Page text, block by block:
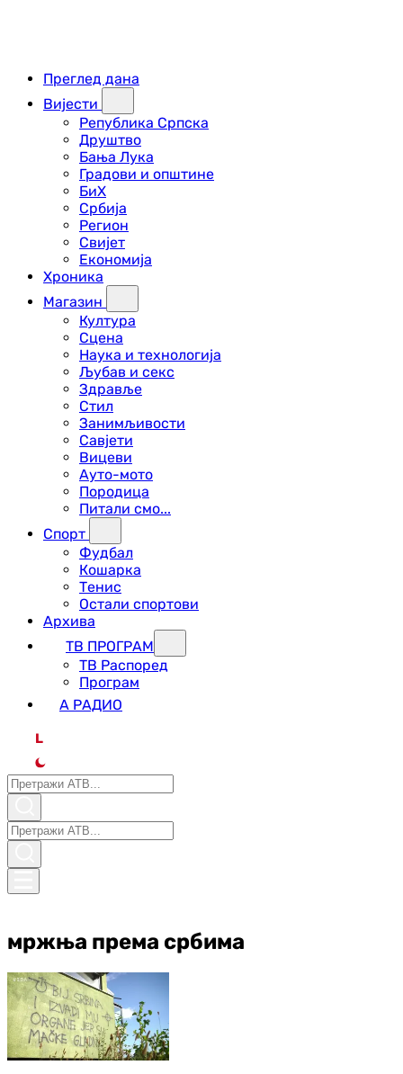
Преглед дана
Вијести
Република Српска
Друштво
Бања Лука
Градови и општине
БиХ
Србија
Регион
Свијет
Економија
Хроника
Магазин
Култура
Сцена
Наука и технологија
Љубав и секс
Здравље
Стил
Занимљивости
Савјети
Вицеви
Ауто-мото
Породица
Питали смо...
Спорт
Фудбал
Кошарка
Тенис
Остали спортови
Архива
ТВ ПРОГРАМ
ТВ Распоред
Програм
А РАДИО
L
мржња према србима